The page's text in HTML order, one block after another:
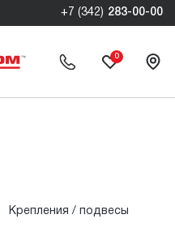
+7 (342) 283-00-00
0
Крепления / подвесы